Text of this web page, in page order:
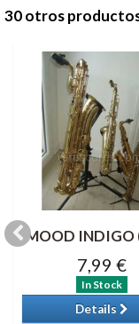
30 otros
MOOD
7,99 €
In Stock
Details